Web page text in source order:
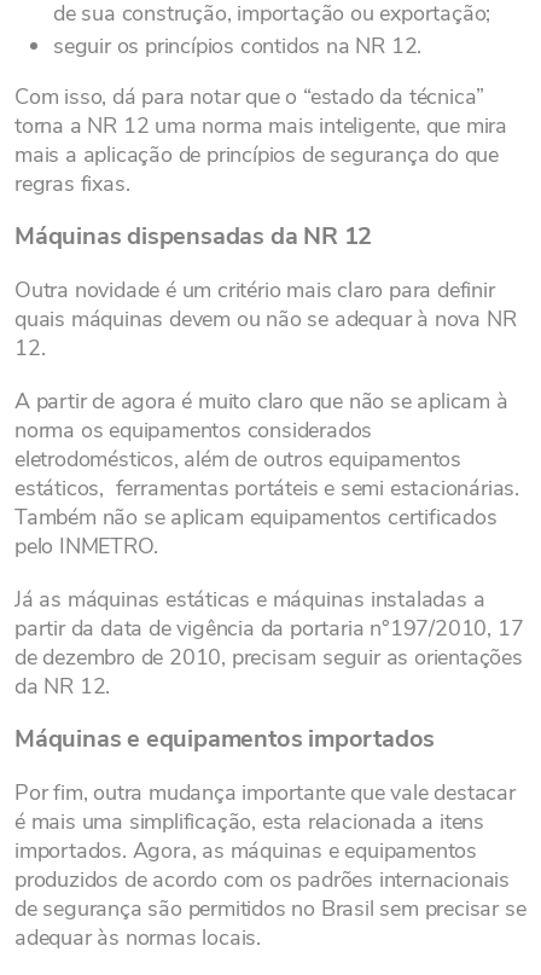
de sua construção, importação ou exportação;
seguir os princípios contidos na NR 12.
Com isso, dá para notar que o “estado da técnica”
torna a NR 12 uma norma mais inteligente, que mira
mais a aplicação de princípios de segurança do que
regras fixas.
Máquinas dispensadas da NR 12
Outra novidade é um critério mais claro para definir
quais máquinas devem ou não se adequar à nova NR
12.
A partir de agora é muito claro que não se aplicam à
norma os equipamentos considerados
eletrodomésticos, além de outros equipamentos
estáticos, ferramentas portáteis e semi estacionárias.
Também não se aplicam equipamentos certificados
pelo INMETRO.
Já as máquinas estáticas e máquinas instaladas a
partir da data de vigência da portaria n°197/2010, 17
de dezembro de 2010, precisam seguir as orientações
da NR 12.
Máquinas e equipamentos importados
Por fim, outra mudança importante que vale destacar
é mais uma simplificação, esta relacionada a itens
importados. Agora, as máquinas e equipamentos
produzidos de acordo com os padrões internacionais
de segurança são permitidos no Brasil sem precisar se
adequar às normas locais.